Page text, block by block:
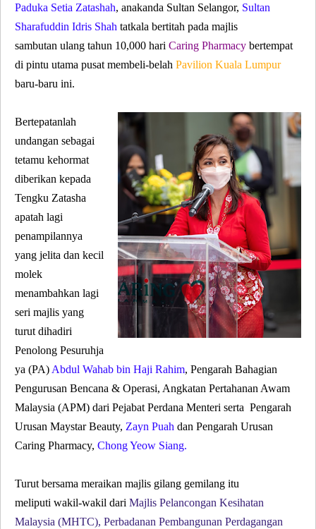
Paduka Setia Zatashah, anakanda Sultan Selangor, Sultan
Sharafuddin Idris Shah tatkala bertitah pada majlis
sambutan ulang tahun 10,000 hari Caring Pharmacy bertempat
di pintu utama pusat membeli-belah Pavilion Kuala Lumpur
baru-baru ini.
Bertepatanlah
undangan sebagai
tetamu kehormat
diberikan kepada
Tengku Zatasha
apatah lagi
penampilannya
yang jelita dan kecil
molek
menambahkan lagi
seri majlis yang
turut dihadiri
Penolong Pesuruhja
ya (PA) Abdul Wahab bin Haji Rahim, Pengarah Bahagian
Pengurusan Bencana & Operasi, Angkatan Pertahanan Awam
Malaysia (APM) dari Pejabat Perdana Menteri serta Pengarah
Urusan Maystar Beauty, Zayn Puah dan Pengarah Urusan
Caring Pharmacy, Chong Yeow Siang.
Turut bersama meraikan majlis gilang gemilang itu
meliputi wakil-wakil dari Majlis Pelancongan Kesihatan
Malaysia (MHTC), Perbadanan Pembangunan Perdagangan